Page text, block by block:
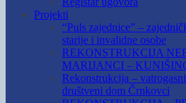
Projekti
“Puls zajednice” –
starije i invalidne osobe
REKONSTRUKCIJA
MARIJANCI –
Rekonstrukcija –
društveni dom Črnkovci